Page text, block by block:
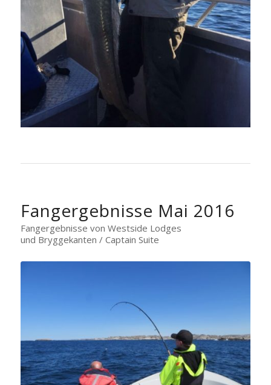
Fangergebnisse Mai 2016
Fangergebnisse von Westside Lodges
und Bryggekanten / Captain Suite